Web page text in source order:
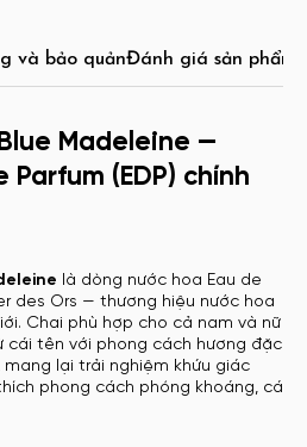
và bảo quảnĐánh giá sản phẩm
Madeleine —
Parfum (EDP) chính
là dòng nước hoa Eau de
des Ors — thương hiệu nước hoa
Chai phù hợp cho cả nam và nữ
cái tên với phong cách hương đặc
lại trải nghiệm khứu giác
phong cách phóng khoáng, cá